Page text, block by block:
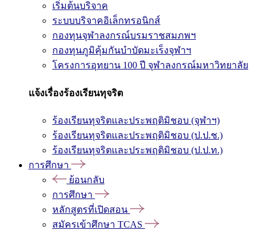
เริ่มต้นบริจาค
ระบบบริจาคอิเล็กทรอนิกส์
กองทุนจุฬาลงกรณ์บรมราชสมภพฯ
กองทุนภูมิคุ้มกันบำบัดมะเร็งจุฬาฯ
โครงการอุทยาน 100 ปี จุฬาลงกรณ์มหาวิทยาลัย
แจ้งเรื่องร้องเรียนทุจริต
ร้องเรียนทุจริตและประพฤติมิชอบ (จุฬาฯ)
ร้องเรียนทุจริตและประพฤติมิชอบ (ป.ป.ช.)
ร้องเรียนทุจริตและประพฤติมิชอบ (ป.ป.ท.)
การศึกษา
ย้อนกลับ
การศึกษา
หลักสูตรที่เปิดสอน
สมัครเข้าศึกษา TCAS